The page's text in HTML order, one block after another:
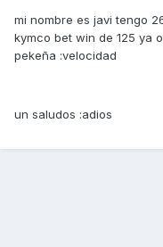
mi nombre es javi tengo
kymco bet win de 125 ya
pekeña :velocidad
un saludos :adios